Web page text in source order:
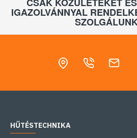
IGAZOLVÁNNYAL
HŰTÉSTECHNIKA